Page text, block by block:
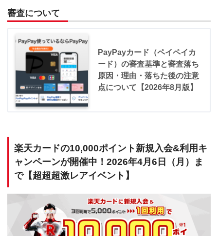
審査について
PayPayカード（ペイペイカ
ード）の審査基準と審査落ち
原因・理由・落ちた後の注意
点について【2026年8月版】
楽天カードの10,000ポイント新規入会&利用キ
ャンペーンが開催中！2026年4月6日（月）ま
で【超超超激レアイベント】